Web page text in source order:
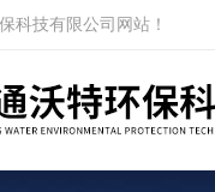
科技有限公司网站！